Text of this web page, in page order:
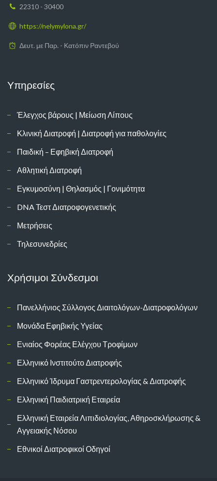
22310 - 30400
https://nelymylona.gr/
Δευτ. με Παρ. - Κατόπιν Ραντεβού
Υπηρεσίες
Έλεγχος βάρους | Μείωση Λίπους
Κλινική Διατροφή | Διατροφή για παθολογίες
Παιδική – Εφηβική Διατροφή
Αθλητική Διατροφή
Εγκυμοσύνη | Θηλασμός | Γονιμότητα
DNA Τεστ Διατροφογενετικής
Μετρήσεις
Τηλεσυνεδρίες
Χρήσιμοι Σύνδεσμοι
Πανελλήνιος Σύλλογος Διαιτολόγων-Διατροφολόγων
Μονάδα Εφηβικής Υγείας
Ενιαίος Φορέας Ελέγχου Τροφίμων
Ελληνικό Ινστιτούτο Διατροφής
Ελληνικό Ίδρυμα Γαστρεντερολογίας & Διατροφής
Ελληνική Παιδιατρική Εταιρεία
Ελληνική Εταιρεία Λιπιδιολογίας, Αθηρoσκλήρωσης &
Αγγειακής Νόσου
Εθνικοί Διατροφικοί Οδηγοί